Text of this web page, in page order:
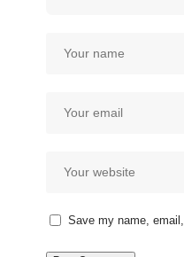
Save my name,